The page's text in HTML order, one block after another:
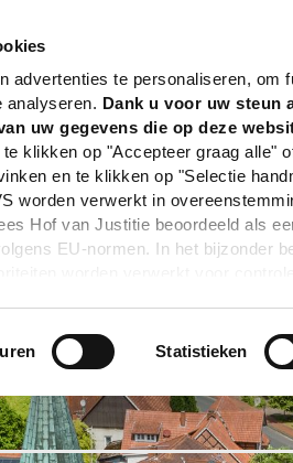
advertenties te personaliseren, om
analyseren. Dank u voor uw steun
uw gegevens die op deze
te klikken op "Accepteer graag alle"
en te klikken op "Selectie
worden verwerkt in
Hof van Justitie beoordeeld als
EU-normen. In het bijzonder
informatie, zie onze
informatie:
|
Statistieken